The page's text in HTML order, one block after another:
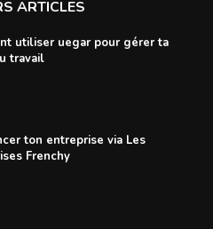
ARTICLES
utiliser uegar pour gérer ta
travail
ton entreprise via Les
Frenchy